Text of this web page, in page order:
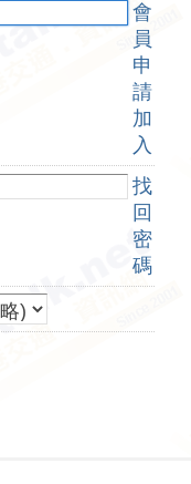
會
員
申
請
加
入
找
回
密
碼